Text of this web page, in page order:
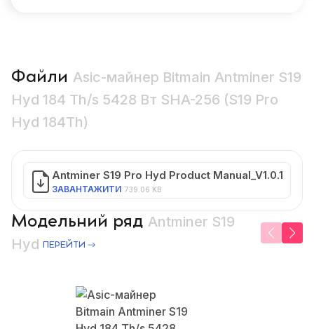
Файли Asic-майнер Bitmain Antminer S19
Hyd 184 Th/s 5428 Вт SHA-256 (S19 Pro
Hyd 184Th)
Antminer S19 Pro Hyd Product Manual_V1.0.1
ЗАВАНТАЖИТИ 739.06 KB
Модельний ряд Antminer S19
Hyd
ПЕРЕЙТИ